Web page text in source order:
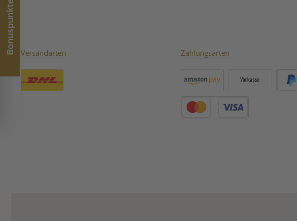
Versandarten Zahlungsarten
Bonuspunkte